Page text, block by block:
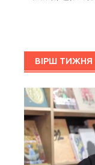
ВІРШ ТИЖНЯ